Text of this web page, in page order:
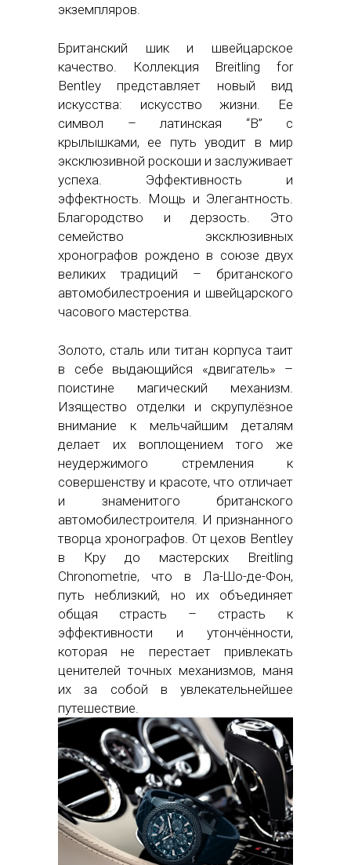
экземпляров.
Британский шик и швейцарское
качество. Коллекция Breitling for
Bentley представляет новый вид
искусства: искусство жизни. Ее
символ – латинская “B” с
крылышками, ее путь уводит в мир
эксклюзивной роскоши и заслуживает
успеха. Эффективность и
эффектность. Мощь и Элегантность.
Благородство и дерзость. Это
семейство эксклюзивных
хронографов рождено в союзе двух
великих традиций – британского
автомобилестроения и швейцарского
часового мастерства.
Золото, сталь или титан корпуса таит
в себе выдающийся «двигатель» –
поистине магический механизм.
Изящество отделки и скрупулёзное
внимание к мельчайшим деталям
делает их воплощением того же
неудержимого стремления к
совершенству и красоте, что отличает
и знаменитого британского
автомобилестроителя. И признанного
творца хронографов. От цехов Bentley
в Кру до мастерских Breitling
Chronometrie, что в Ла-Шо-де-Фон,
путь неблизкий, но их объединяет
общая страсть – страсть к
эффективности и утончённости,
которая не перестает привлекать
ценителей точных механизмов, маня
их за собой в увлекательнейшее
путешествие.